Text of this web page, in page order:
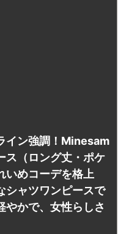
イン強調！Minesam
ス（ロング丈・ポケ
いめコーデを格上
シャツワンピースで
やかで、女性らしさ